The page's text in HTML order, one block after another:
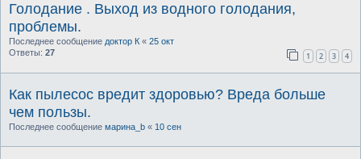
Голодание . Выход из водного голодания,
проблемы.
Последнее сообщение доктор К « 25 окт
Ответы: 27 1 2 3 4
Как пылесос вредит здоровью? Вреда больше
чем пользы.
Последнее сообщение марина_b « 10 сен